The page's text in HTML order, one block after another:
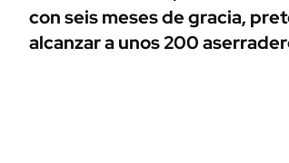
con seis meses de gracia,
alcanzar a unos 200